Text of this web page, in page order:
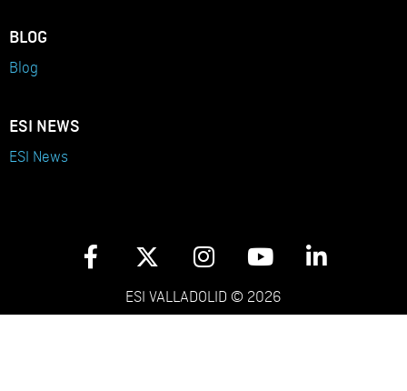
BLOG
Blog
ESI NEWS
ESI News
ESI VALLADOLID © 2026